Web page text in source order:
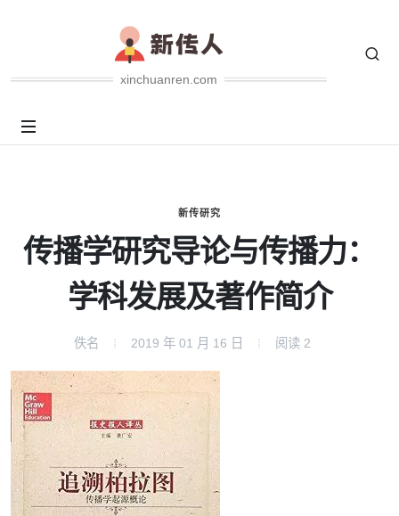
xinchuanren.com
新传研究
传播学研究导论与传播力：
学科发展及著作简介
佚名 2019 年 01 月 16 日 阅读 2